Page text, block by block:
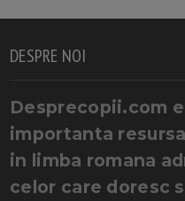
DESPRE NOI
Desprecopii.com
importanta
in limba romana
celor care doresc